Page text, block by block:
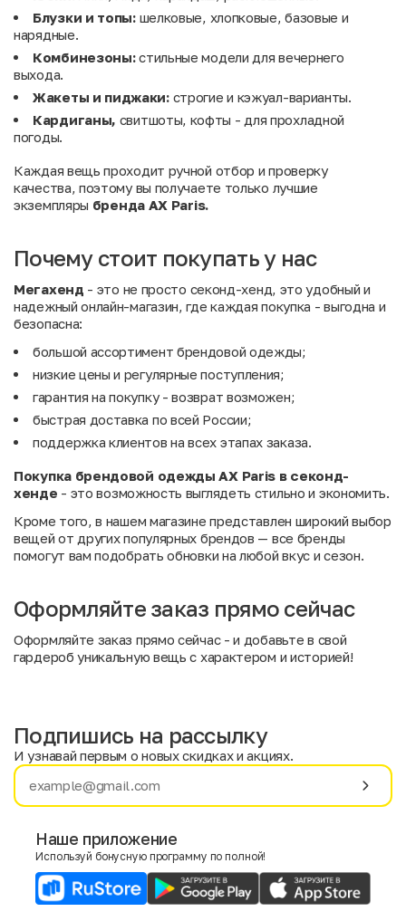
Блузки и топы:шелковые, хлопковые, базовые и
нарядные.
Комбинезоны:стильные модели для вечернего
выхода.
Жакеты и пиджаки:строгие и кэжуал-варианты.
Кардиганы, свитшоты, кофты - для прохладной
погоды.
Каждая вещь проходит ручной отбор и проверку
качества, поэтому вы получаете только лучшие
экземпляры бренда AX Paris.
Почему стоит покупать у нас
Мегахенд - это не просто секонд-хенд, это удобный и
надежный онлайн-магазин, где каждая покупка - выгодна и
безопасна:
большой ассортимент брендовой одежды;
низкие цены и регулярные поступления;
гарантия на покупку - возврат возможен;
быстрая доставка по всей России;
поддержка клиентов на всех этапах заказа.
Покупка брендовой одежды AX Paris в секонд-
хенде - это возможность выглядеть стильно и экономить.
Кроме того, в нашем магазине представлен широкий выбор
вещей от других популярных брендов — все бренды
помогут вам подобрать обновки на любой вкус и сезон.
Оформляйте заказ прямо сейчас
Оформляйте заказ прямо сейчас - и добавьте в свой
гардероб уникальную вещь с характером и историей!
Имя
E-mail
Подпишись на рассылку
И узнавай первым о новых скидках и акциях.
Наше приложение
Используй бонусную программу по полной!